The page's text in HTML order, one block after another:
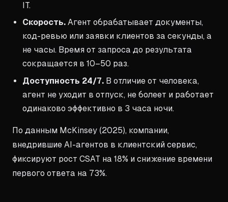
IT.
Скорость. Агент обрабатывает документы,
код-ревью или заявки клиентов за секунды, а
не часы. Время от запроса до результата
сокращается в 10–50 раз.
Доступность 24/7. В отличие от человека,
агент не уходит в отпуск, не болеет и работает
одинаково эффективно в 3 часа ночи.
По данным McKinsey (2025), компании,
внедрившие AI-агентов в клиентский сервис,
фиксируют рост CSAT на 18% и снижение времени
первого ответа на 73%.